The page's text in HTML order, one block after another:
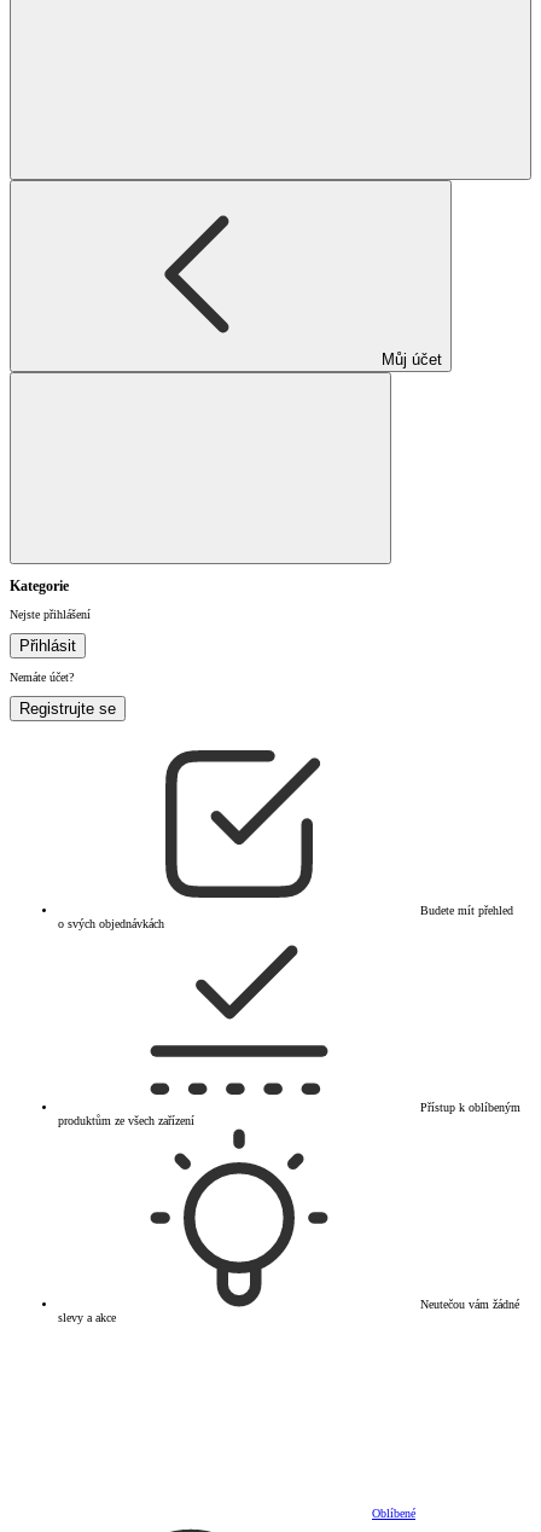
Můj účet
Kategorie
Nejste přihlášení
Přihlásit
Nemáte účet?
Registrujte se
Budete mít přehled
o svých objednávkách
Přístup k oblíbeným
produktům ze všech zařízení
Neutečou vám žádné
slevy a akce
Oblíbené